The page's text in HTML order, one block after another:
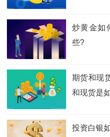
炒黄金如
些?
期货和现
和现货是
投资白银